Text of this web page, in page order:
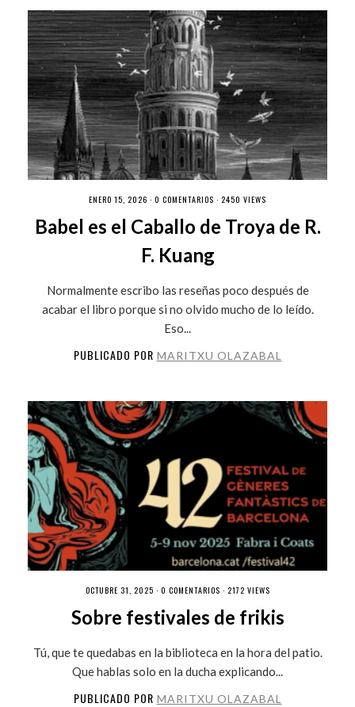
ENERO 15, 2026 · 0 COMENTARIOS · 2450 VIEWS
Babel es el Caballo de Troya de R.
F. Kuang
Normalmente escribo las reseñas poco después de
acabar el libro porque si no olvido mucho de lo leído.
Eso...
PUBLICADO POR MARITXU OLAZABAL
OCTUBRE 31, 2025 · 0 COMENTARIOS · 2172 VIEWS
Sobre festivales de frikis
Tú, que te quedabas en la biblioteca en la hora del patio.
Que hablas solo en la ducha explicando...
PUBLICADO POR MARITXU OLAZABAL